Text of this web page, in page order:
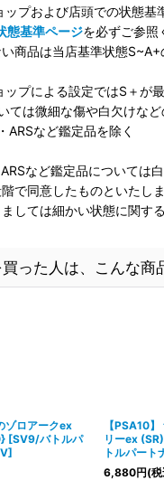
プおよび店頭での状態基
態基準ページを必ずご参照
商品は当店基準状態S~A+
プによる設定ではS＋が
ては微細な傷や白欠けな
ARSなど鑑定品を除く
など鑑定品については
で同意したものといたしま
しては細かい状態に関す
った人は、こんな商
ゾロアークex
[SV9/バトルパ
【PSA10
リーex
トルパー
6,880円(